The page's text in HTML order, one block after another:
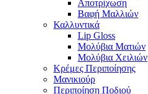
Αποτρίχωση
Βαφή Μαλλιών
Καλλυντικά
Lip Gloss
Μολύβια Ματιών
Μολύβια Χειλιών
Κρέμες Περιποίησης
Μανικιούρ
Περιποίηση Ποδιού